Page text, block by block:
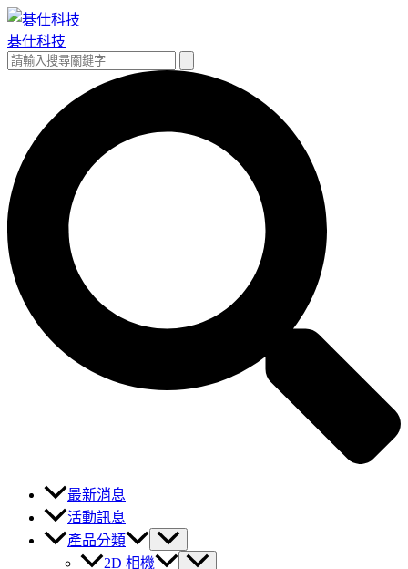
跳
至
主
碁仕科技
搜
最新消息
活動訊息
產品分類
2D 相機